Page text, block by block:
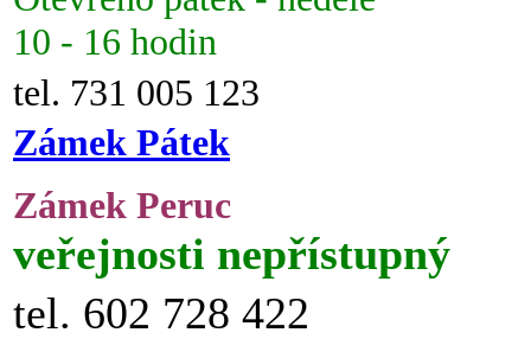
10 - 16 hodin
tel. 731 005 123
Zámek Pátek
Zámek Peruc
veřejnosti nepřístupný
tel. 602 728 422